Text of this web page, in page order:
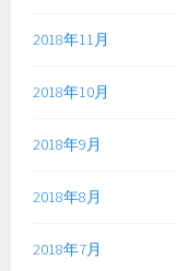
2018年11月
2018年10月
2018年9月
2018年8月
2018年7月